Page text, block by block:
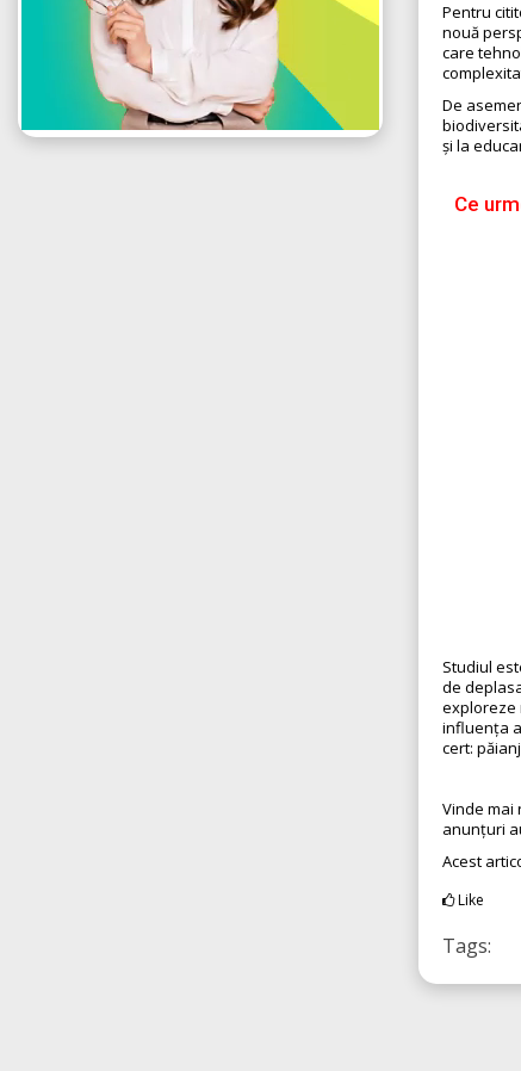
Pentru
nouă
care
De
și la
Ce
Studiul
de
exploreze
influența
cert:
Vinde mai
anunțuri
Acest
Like
Tags: